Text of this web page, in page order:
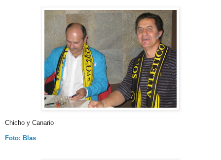
Chicho y Canario
Foto: Blas